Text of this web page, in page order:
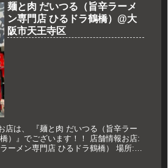
麺と肉 だいつる（旨辛ラーメ
ン専門店 ひるドラ鶴橋）@大
阪市天王寺区
店は、 『麺と肉 だいつる（旨辛ラー
）』でございます！！ 店舗情報お店:
ーメン専門店 ひるドラ鶴橋） 場所:大